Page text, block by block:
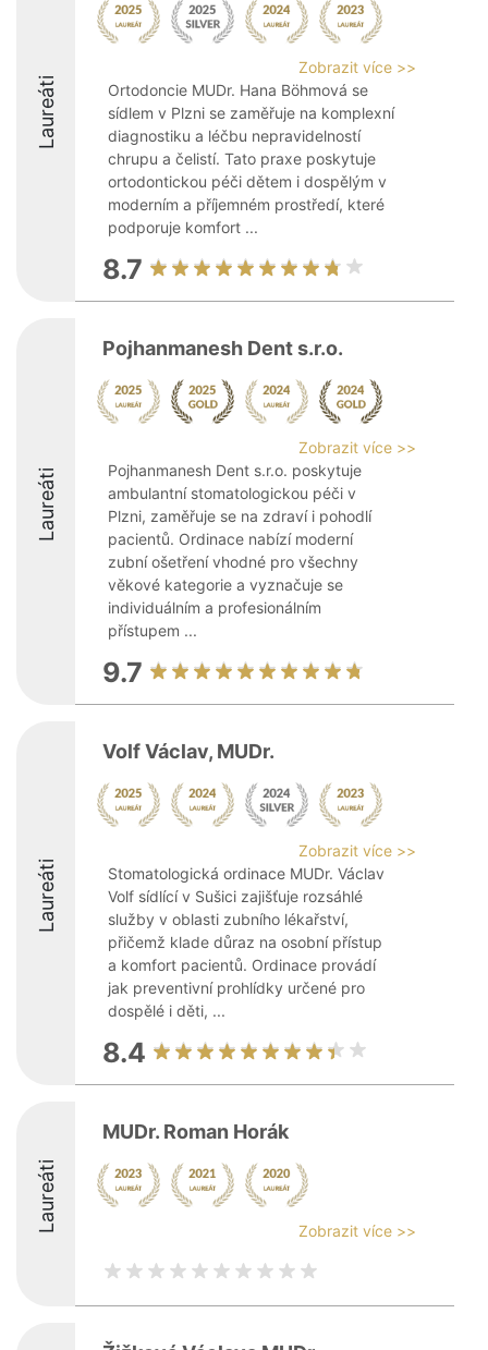
Laureáti
Zobrazit více >>
Ortodoncie MUDr. Hana Böhmová se
sídlem v Plzni se zaměřuje na komplexní
diagnostiku a léčbu nepravidelností
chrupu a čelistí. Tato praxe poskytuje
ortodontickou péči dětem i dospělým v
moderním a příjemném prostředí, které
podporuje komfort ...
8.7
Laureáti
Pojhanmanesh Dent s.r.o.
Zobrazit více >>
Pojhanmanesh Dent s.r.o. poskytuje
ambulantní stomatologickou péči v
Plzni, zaměřuje se na zdraví i pohodlí
pacientů. Ordinace nabízí moderní
zubní ošetření vhodné pro všechny
věkové kategorie a vyznačuje se
individuálním a profesionálním
přístupem ...
9.7
Laureáti
Volf Václav, MUDr.
Zobrazit více >>
Stomatologická ordinace MUDr. Václav
Volf sídlící v Sušici zajišťuje rozsáhlé
služby v oblasti zubního lékařství,
přičemž klade důraz na osobní přístup
a komfort pacientů. Ordinace provádí
jak preventivní prohlídky určené pro
dospělé i děti, ...
8.4
Laureáti
MUDr. Roman Horák
Zobrazit více >>